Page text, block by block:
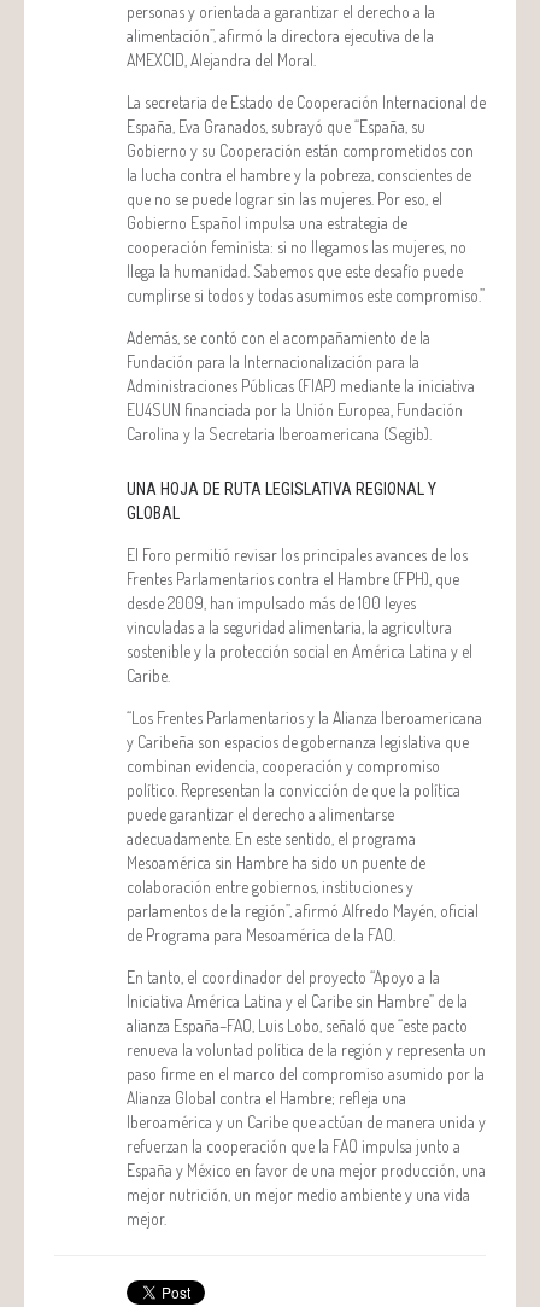
personas y orientada a garantizar el derecho a la
alimentación”, afirmó la directora ejecutiva de la
AMEXCID, Alejandra del Moral.
La secretaria de Estado de Cooperación Internacional de
España, Eva Granados, subrayó que “España, su
Gobierno y su Cooperación están comprometidos con
la lucha contra el hambre y la pobreza, conscientes de
que no se puede lograr sin las mujeres. Por eso, el
Gobierno Español impulsa una estrategia de
cooperación feminista: si no llegamos las mujeres, no
llega la humanidad. Sabemos que este desafío puede
cumplirse si todos y todas asumimos este compromiso.”
Además, se contó con el acompañamiento de la
Fundación para la Internacionalización para la
Administraciones Públicas (FIAP) mediante la iniciativa
EU4SUN financiada por la Unión Europea, Fundación
Carolina y la Secretaria Iberoamericana (Segib).
UNA HOJA DE RUTA LEGISLATIVA REGIONAL Y
GLOBAL
El Foro permitió revisar los principales avances de los
Frentes Parlamentarios contra el Hambre (FPH), que
desde 2009, han impulsado más de 100 leyes
vinculadas a la seguridad alimentaria, la agricultura
sostenible y la protección social en América Latina y el
Caribe.
“Los Frentes Parlamentarios y la Alianza Iberoamericana
y Caribeña son espacios de gobernanza legislativa que
combinan evidencia, cooperación y compromiso
político. Representan la convicción de que la política
puede garantizar el derecho a alimentarse
adecuadamente. En este sentido, el programa
Mesoamérica sin Hambre ha sido un puente de
colaboración entre gobiernos, instituciones y
parlamentos de la región”, afirmó Alfredo Mayén, oficial
de Programa para Mesoamérica de la FAO.
En tanto, el coordinador del proyecto “Apoyo a la
Iniciativa América Latina y el Caribe sin Hambre” de la
alianza España–FAO, Luis Lobo, señaló que “este pacto
renueva la voluntad política de la región y representa un
paso firme en el marco del compromiso asumido por la
Alianza Global contra el Hambre; refleja una
Iberoamérica y un Caribe que actúan de manera unida y
refuerzan la cooperación que la FAO impulsa junto a
España y México en favor de una mejor producción, una
mejor nutrición, un mejor medio ambiente y una vida
mejor.